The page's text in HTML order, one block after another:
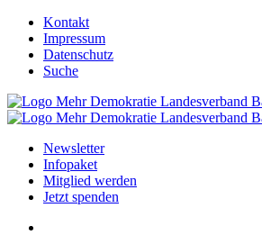
Kontakt
Impressum
Datenschutz
Suche
Newsletter
Infopaket
Mitglied werden
Jetzt spenden